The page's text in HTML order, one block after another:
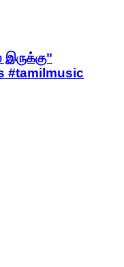
இருக்கு"
#tamilmusic